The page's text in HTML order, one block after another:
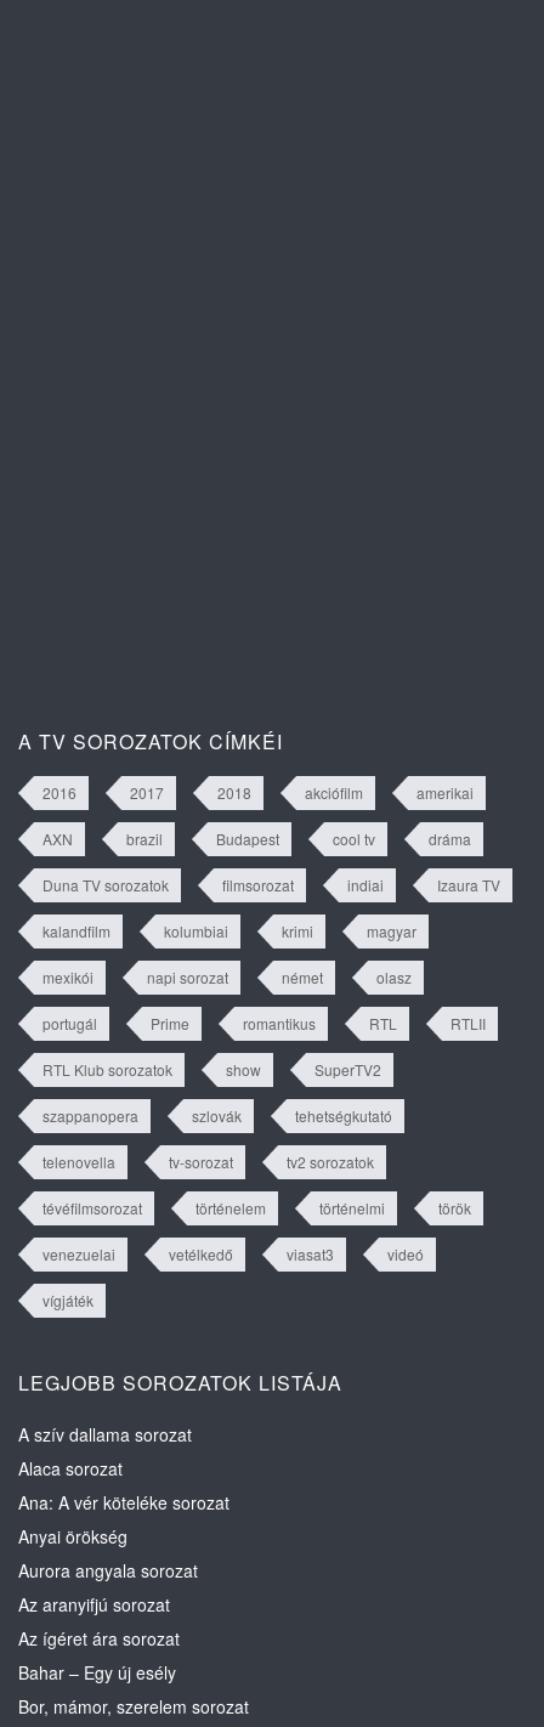
A TV SOROZATOK CÍMKÉI
2016 2017 2018 akciófilm amerikai
AXN brazil Budapest cool tv dráma
Duna TV sorozatok filmsorozat indiai Izaura TV
kalandfilm kolumbiai krimi magyar
mexikói napi sorozat német olasz
portugál Prime romantikus RTL RTLII
RTL Klub sorozatok show SuperTV2
szappanopera szlovák tehetségkutató
telenovella tv-sorozat tv2 sorozatok
tévéfilmsorozat történelem történelmi török
venezuelai vetélkedő viasat3 videó
vígjáték
LEGJOBB SOROZATOK LISTÁJA
A szív dallama sorozat
Alaca sorozat
Ana: A vér köteléke sorozat
Anyai örökség
Aurora angyala sorozat
Az aranyifjú sorozat
Az ígéret ára sorozat
Bahar – Egy új esély
Bor, mámor, szerelem sorozat